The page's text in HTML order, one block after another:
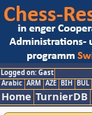
Logged on: Gast
Arabic ARM AZE BIH BUL
Home TurnierDB